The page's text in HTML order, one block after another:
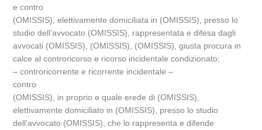
e contro
(OMISSIS), elettivamente domiciliata in (OMISSIS), presso lo
studio dell’avvocato (OMISSIS), rappresentata e difesa dagli
avvocati (OMISSIS), (OMISSIS), (OMISSIS), giusta procura in
calce al controricorso e ricorso incidentale condizionato;
– controricorrente e ricorrente incidentale –
contro
(OMISSIS), in proprio e quale erede di (OMISSIS),
elettivamente domiciliato in (OMISSIS), presso lo studio
dell’avvocato (OMISSIS), che lo rappresenta e difende